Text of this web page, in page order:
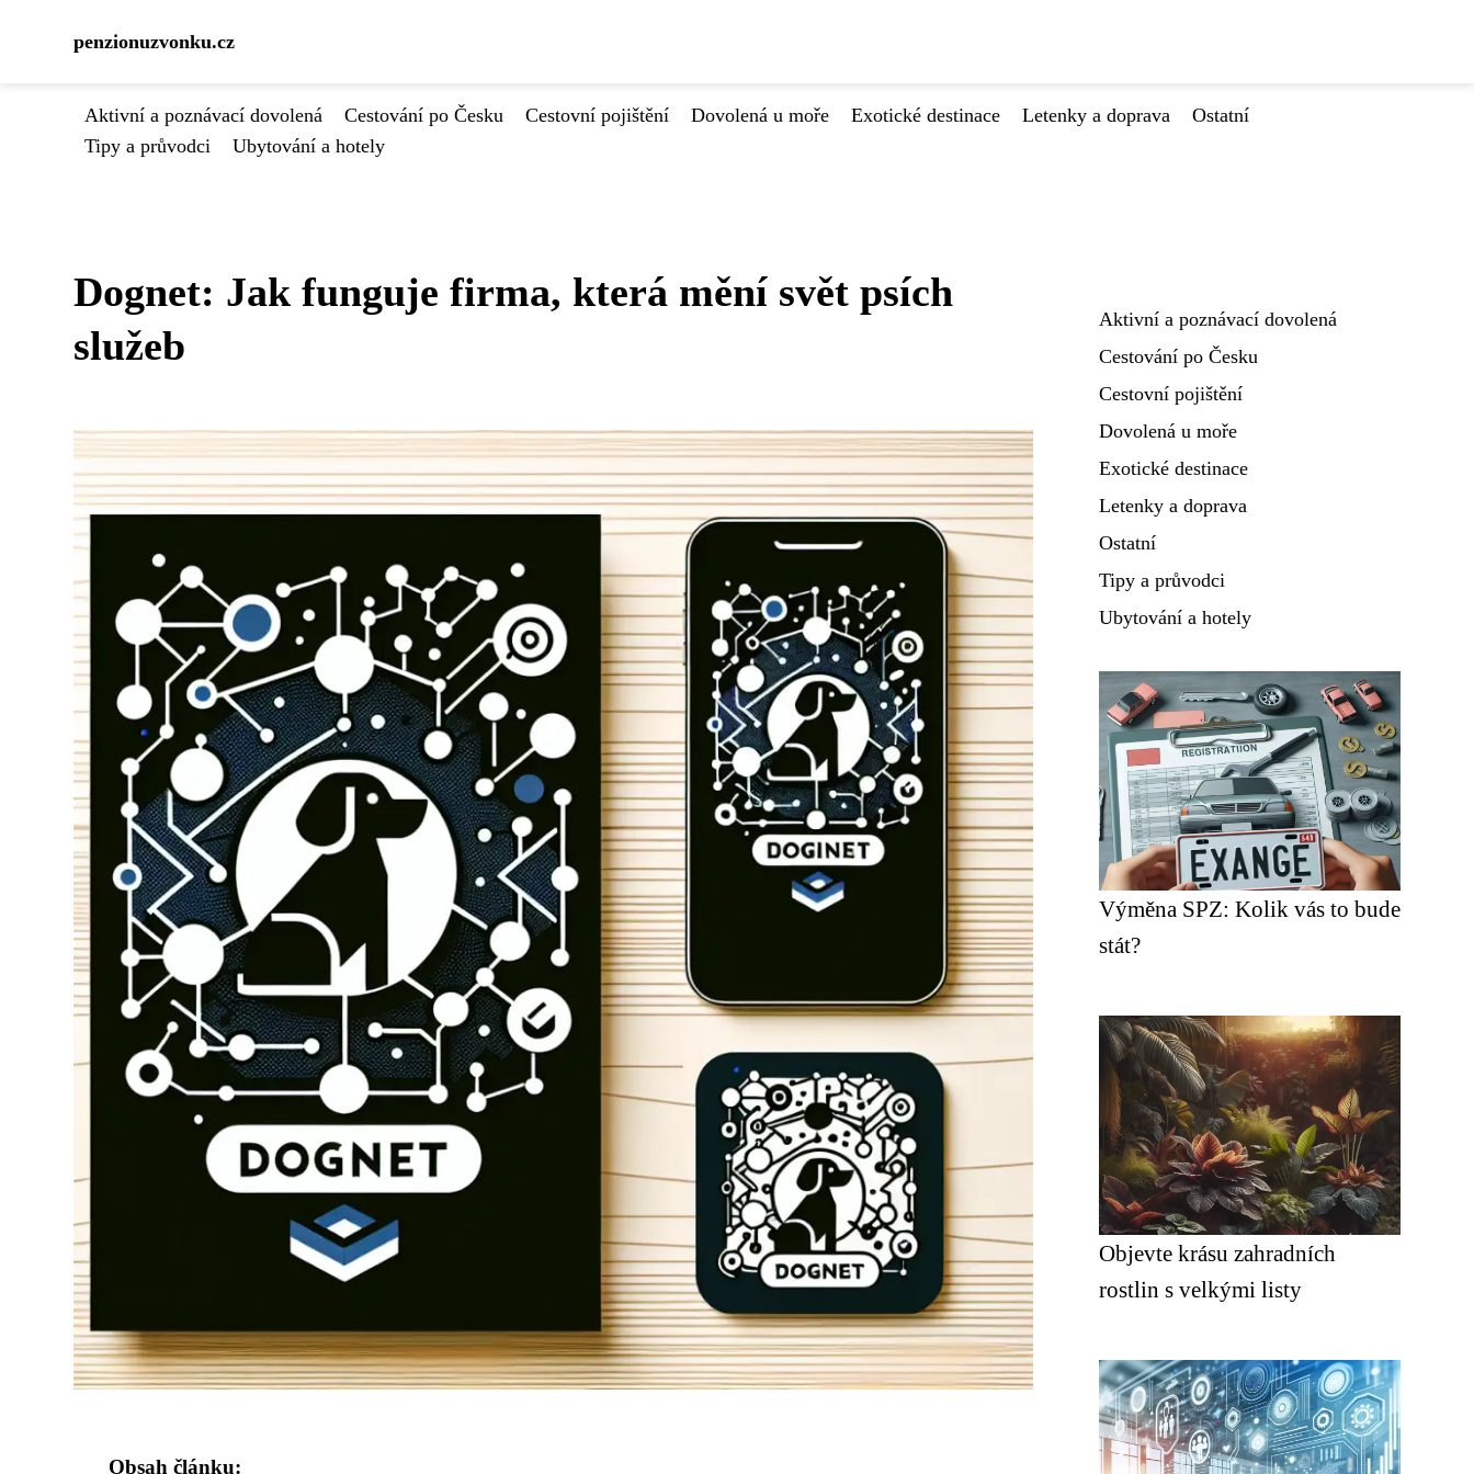
penzionuzvonku.cz
Aktivní a poznávací dovolená Cestování po Česku Cestovní pojištění Dovolená u moře Exotické destinace Letenky a doprava
Ostatní
Tipy a průvodci
Ubytování a hotely
Dognet: Jak funguje firma, která mění svět psích
služeb
Obsah článku:
Aktivní a poznávací dovolená
Cestování po Česku
Cestovní pojištění
Dovolená u moře
Exotické destinace
Letenky a doprava
Ostatní
Tipy a průvodci
Ubytování a hotely
Výměna SPZ: Kolik vás to bude
stát?
Objevte krásu zahradních
rostlin s velkými listy